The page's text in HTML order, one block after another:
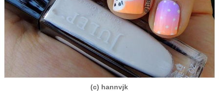
(c) hannvjk